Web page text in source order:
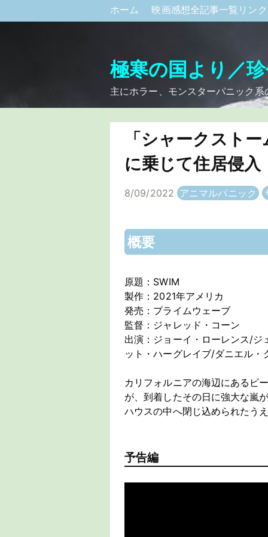
ホーム 映画感想全記事一覧リン
極寒の国より／
主にホラー、モンスターパニック
「シャークスト
に乗じて住居侵入
8/09/2022 アニマルパニック
概要
原題：SWIM
製作：2021年アメリカ
発売：プライムウェーブ
監督：ジャレッド・コーン
出演：ジョーイ・ローレンス/
ット・ハーグレイブ/ダニエル・
カリフォルニアの海辺にあるビ
が、到着したその日に強大な嵐
ハウスの中へ閉じ込められたう
予告編